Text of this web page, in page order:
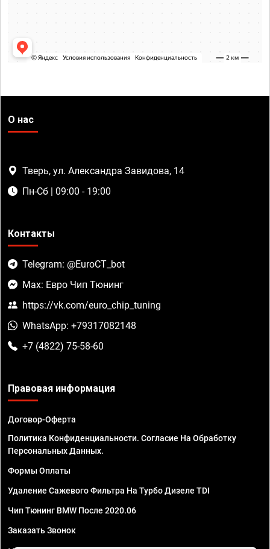
О нас
Тверь, ул. Александра Завидова, 14
Пн-Сб | 09:00 - 19:00
Контакты
Telegram: @EuroCT_bot
Max: Евро Чип Тюнинг
https://vk.com/euro_chip_tuning
WhatsApp: +79317082148
+7 (4822) 75-58-60
Правовая информация
Договор-Оферта
Политика Конфиденциальности. Согласие На Обработку
Персональных Данных.
Формы Оплаты
Удаление Сажевого Фильтра На Турбо Дизеле TDI
Чип Тюнинг BMW После 2020.06
Заказать Звонок